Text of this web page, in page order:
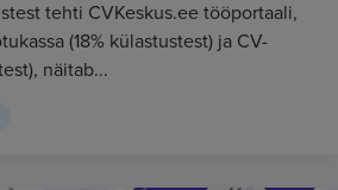
tehti CVKeskus.ee tööportaali,
(18% külastustest) ja CV-
näitab...